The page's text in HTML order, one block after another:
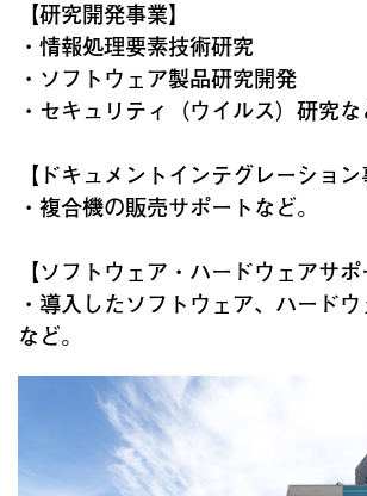
【研究開発事業】
・情報処理要素技術研究
・ソフトウェア製品研究開発
・セキュリティ（ウイルス）研究な
【ドキュメントインテグレーション
・複合機の販売サポートなど。
【ソフトウェア・ハードウェアサポ
・導入したソフトウェア、ハード
など。